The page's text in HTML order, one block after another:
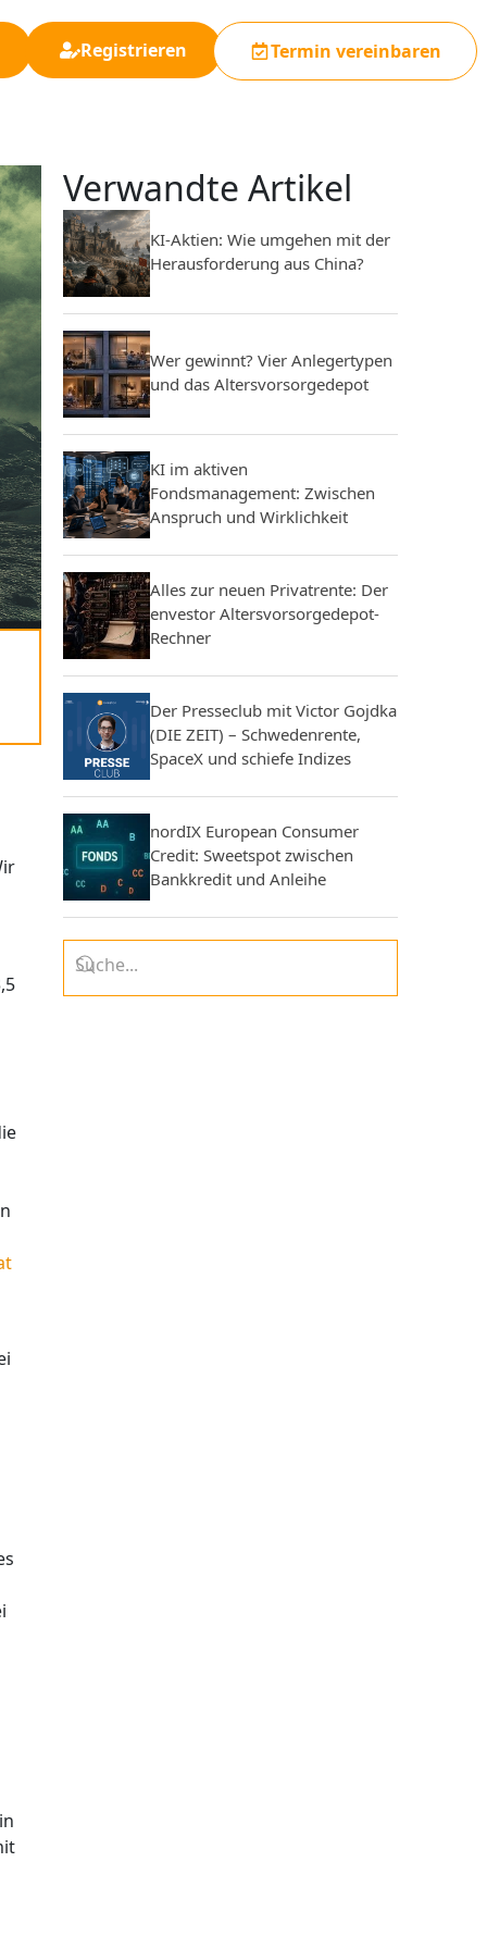
Registrieren Termin vereinbaren
Verwandte Artikel
KI-Aktien: Wie umgehen mit der
Herausforderung aus China?
Wer gewinnt? Vier Anlegertypen
und das Altersvorsorgedepot
KI im aktiven
Fondsmanagement: Zwischen
Anspruch und Wirklichkeit
Alles zur neuen Privatrente: Der
envestor Altersvorsorgedepot-
Rechner
Der Presseclub mit Victor Gojdka
(DIE ZEIT) – Schwedenrente,
SpaceX und schiefe Indizes
nordIX European Consumer
Credit: Sweetspot zwischen
Bankkredit und Anleihe